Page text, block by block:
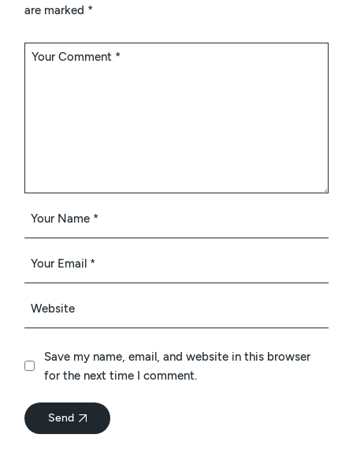
are marked *
Save my name, email, and website in this browser
for the next time I comment.
Send